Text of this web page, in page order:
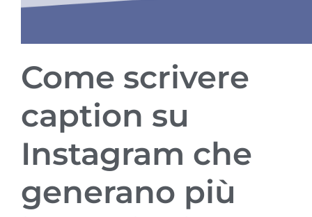
Come scrivere
caption su
Instagram che
generano più